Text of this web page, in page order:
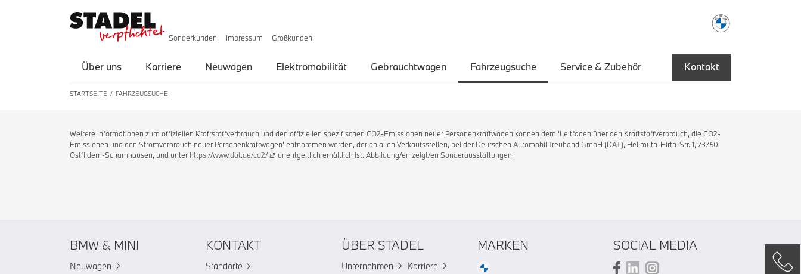
Sonderkunden Impressum Großkunden
Über uns Karriere Neuwagen Elektromobilität Gebrauchtwagen Fahrzeugsuche Service & Zubehör Kontakt
STARTSEITE FAHRZEUGSUCHE
Weitere Informationen zum offiziellen Kraftstoffverbrauch und den offiziellen spezifischen CO2-Emissionen neuer Personenkraftwagen können dem 'Leitfaden über den Kraftstoffverbrauch, die CO2-
Emissionen und den Stromverbrauch neuer Personenkraftwagen' entnommen werden, der an allen Verkaufsstellen, bei der Deutschen Automobil Treuhand GmbH (DAT), Hellmuth-Hirth-Str. 1, 73760
Ostfildern-Scharnhausen, und unter https://www.dat.de/co2/ unentgeltlich erhältlich ist. Abbildung/en zeigt/en Sonderausstattungen.
BMW & MINI
Neuwagen
KONTAKT
Standorte
ÜBER STADEL
Unternehmen
Karriere
MARKEN SOCIAL MEDIA